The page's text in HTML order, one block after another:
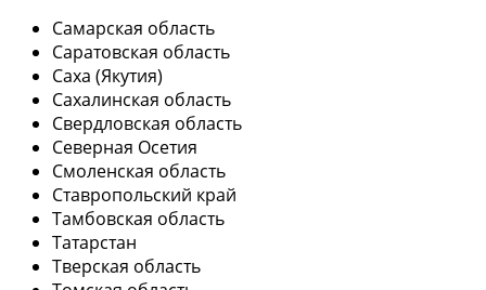
Самарская область
Саратовская область
Саха (Якутия)
Сахалинская область
Свердловская область
Северная Осетия
Смоленская область
Ставропольский край
Тамбовская область
Татарстан
Тверская область